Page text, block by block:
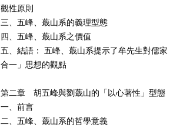
觀性原則
三、五峰、蕺山系的義理型態
四、五峰、蕺山系之價值
五、結語： 五峰、蕺山系提示了牟先生對儒家
合一」思想的觀點
第二章 胡五峰與劉蕺山的「以心著性」型態
一、前言
二、五峰、蕺山系的哲學意義